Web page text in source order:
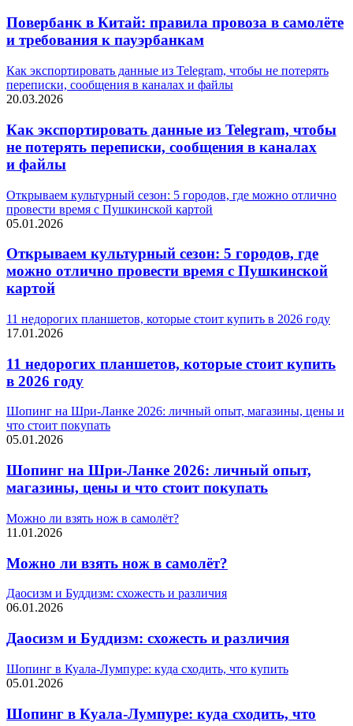
Повербанк в Китай: правила провоза в самолёте
и требования к пауэрбанкам
Как экспортировать данные из Telegram, чтобы не потерять
переписки, сообщения в каналах и файлы
20.03.2026
Как экспортировать данные из Telegram, чтобы
не потерять переписки, сообщения в каналах
и файлы
Открываем культурный сезон: 5 городов, где можно отлично
провести время с Пушкинской картой
05.01.2026
Открываем культурный сезон: 5 городов, где
можно отлично провести время с Пушкинской
картой
11 недорогих планшетов, которые стоит купить в 2026 году
17.01.2026
11 недорогих планшетов, которые стоит купить
в 2026 году
Шопинг на Шри-Ланке 2026: личный опыт, магазины, цены и
что стоит покупать
05.01.2026
Шопинг на Шри-Ланке 2026: личный опыт,
магазины, цены и что стоит покупать
Можно ли взять нож в самолёт?
11.01.2026
Можно ли взять нож в самолёт?
Даосизм и Буддизм: схожесть и различия
06.01.2026
Даосизм и Буддизм: схожесть и различия
Шопинг в Куала-Лумпуре: куда сходить, что купить
05.01.2026
Шопинг в Куала-Лумпуре: куда сходить, что